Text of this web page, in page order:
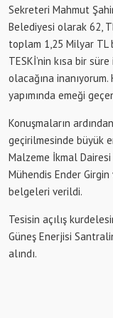
Sekreteri Mahmut
Belediyesi olarak 62,
toplam 1,25 Milyar TL
TESKİ’nin kısa bir
olacağına
yapımında emeği
Konuşmaların
geçirilmesinde büyük
Malzeme İkmal Dairesi
Mühendis Ender
belgeleri verildi.
Tesisin açılış
Güneş Enerjisi
alındı.